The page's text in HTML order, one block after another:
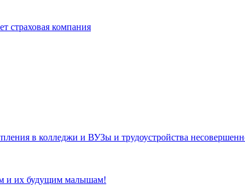
страховая компания
в колледжи и ВУЗы и трудоустройства
и их будущим малышам!